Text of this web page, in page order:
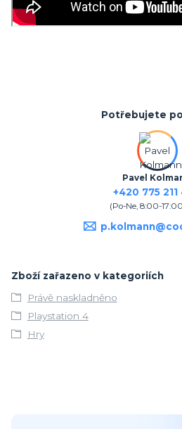
Potřebujete
Pavel
+420 775 211
(Po-Ne, 8:00-
Zboží zařazeno v kategoriích
Právě naskladněno
Playstation 4
Hry